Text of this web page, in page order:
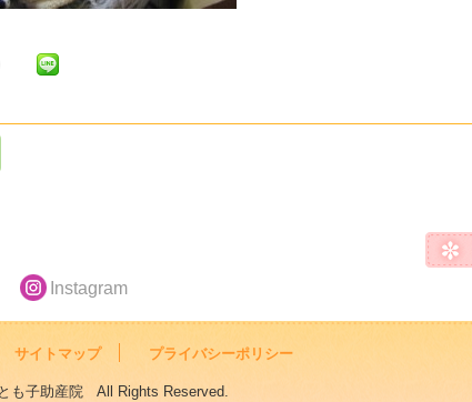
Instagram
サイトマップ プライバシーポリシー
も子助産院 All Rights Reserved.